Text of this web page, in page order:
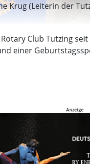
Krug (Leiterin der
Club Tutzing
einer